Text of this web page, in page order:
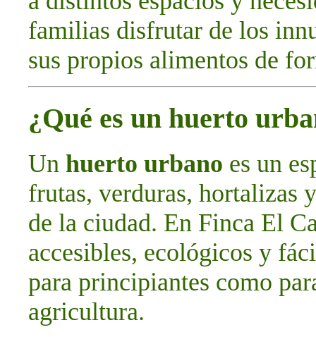
familias disfrutar de los
sus propios alimentos de
¿Qué es un huerto
Un huerto urbano es un
frutas, verduras, hortalizas
de la ciudad. En Finca El
accesibles, ecológicos y
para principiantes como
agricultura.